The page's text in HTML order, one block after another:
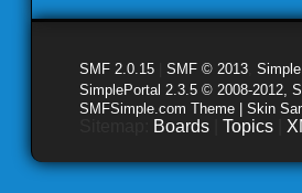
SMF 2.0.15 SMF © 2013
SimplePortal 2.3.5 © 2008-2012,
SMFSimple.com Theme | Skin
Boards Topics